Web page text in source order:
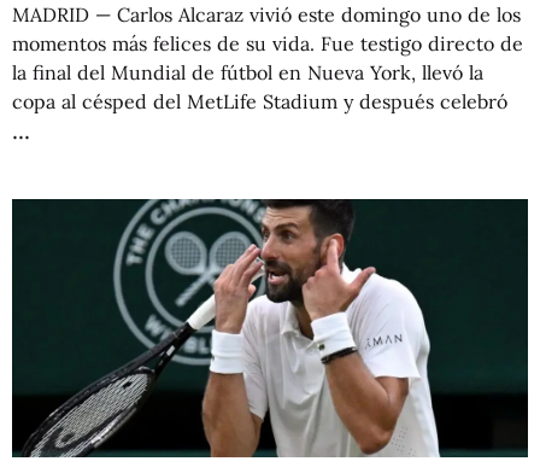
MADRID — Carlos Alcaraz vivió este domingo uno de los
momentos más felices de su vida. Fue testigo directo de
la final del Mundial de fútbol en Nueva York, llevó la
copa al césped del MetLife Stadium y después celebró